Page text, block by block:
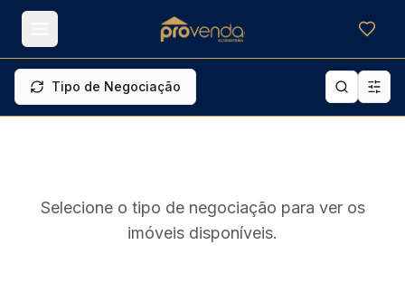
Tipo de Negociação
Selecione o tipo de negociação para ver os
imóveis disponíveis.